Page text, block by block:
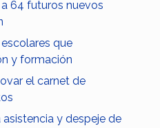
64 futuros nuevos
que
y formación
el carnet de
y despeje de